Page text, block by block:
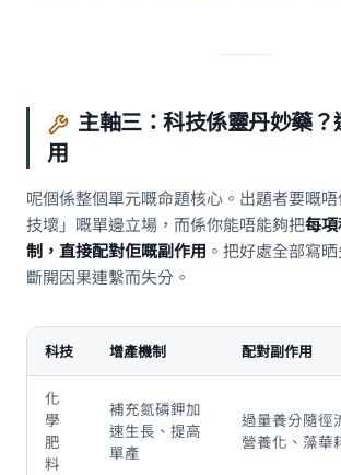
主軸三：科技係靈丹妙藥
用
呢個係整個單元嘅命題核心。出題者要嘅
技壞」嘅單邊立場，而係你能唔能夠把每
制，直接配對佢嘅副作用 。把好處全部寫
斷開因果連繫而失分。
科技 增產機制 配對副作用
化
學
肥
料
補充氮磷鉀加
速生長、提高
單產
過量養分隨
營養化、藻華